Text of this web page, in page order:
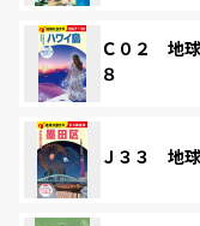
Ｃ０２ 地
８
Ｊ３３ 地